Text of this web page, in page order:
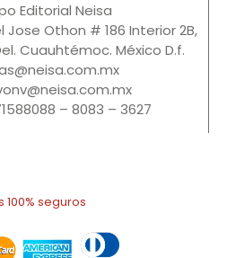
Editorial Neisa
Jose Othon # 186 Interior 2B,
Cuauhtémoc. México D.f.
– 8083 – 3627
100% seguros